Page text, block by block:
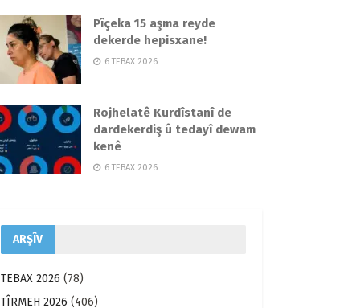
Pîçeka 15 aşma reyde
dekerde hepisxane!
6 TEBAX 2026
Rojhelatê Kurdîstanî de
dardekerdiş û tedayî dewam
kenê
6 TEBAX 2026
ARŞÎV
TEBAX 2026 (78)
TÎRMEH 2026 (406)